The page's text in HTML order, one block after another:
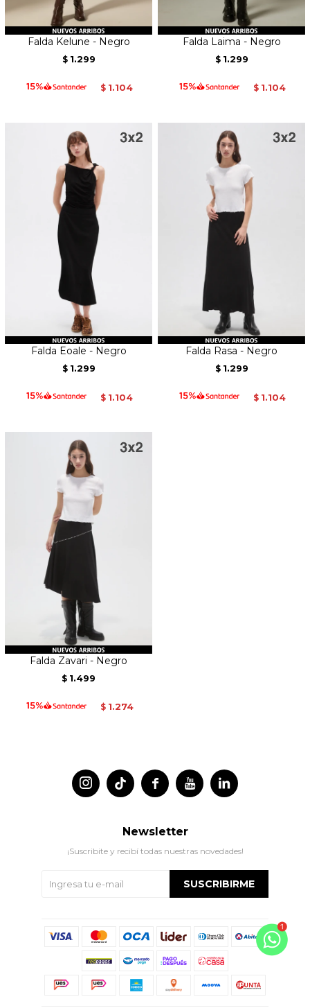
Falda Kelune - Negro
$ 1.299
$ 1.104
Falda Laima - Negro
$ 1.299
$ 1.104
Falda Eoale - Negro
$ 1.299
$ 1.104
Falda Rasa - Negro
$ 1.299
$ 1.104
Falda Zavari - Negro
$ 1.499
$ 1.274
 
 
Newsletter
¡Suscribite y recibí todas nuestras novedades!
SUSCRIBIRME